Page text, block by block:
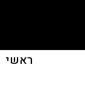
ראשי